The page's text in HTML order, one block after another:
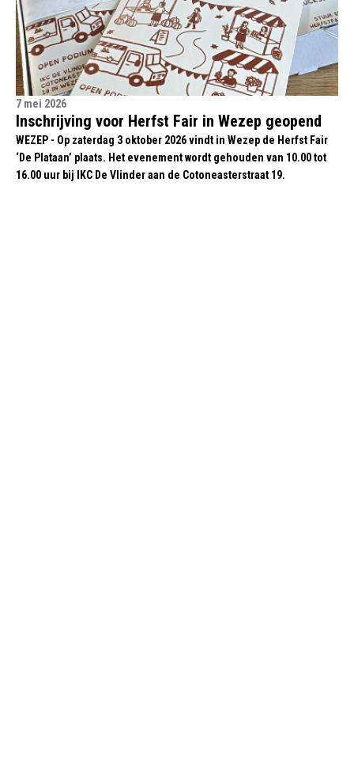
7 mei 2026
Inschrijving voor Herfst Fair in Wezep geopend
WEZEP - Op zaterdag 3 oktober 2026 vindt in Wezep de Herfst Fair
‘De Plataan’ plaats. Het evenement wordt gehouden van 10.00 tot
16.00 uur bij IKC De Vlinder aan de Cotoneasterstraat 19.